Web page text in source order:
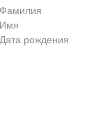
Фамилия
Имя
Дата рождения